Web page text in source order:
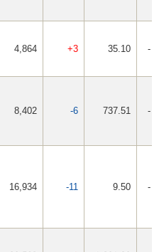
4,864 +3 35.10 -
8,402 -6 737.51 -
16,934 -11 9.50 -